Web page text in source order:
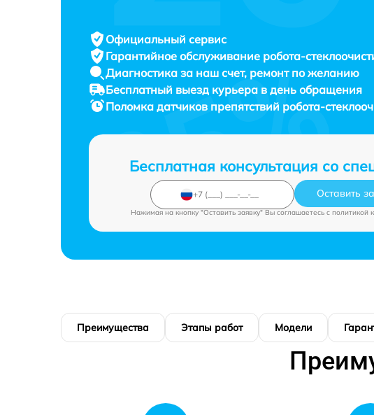
Официальный сервис
Гарантийное обслуживание робота-
Диагностика за наш счет, ремонт по желанию
Бесплатный выезд курьера в день обращения
Поломка датчиков препятствий робота-
Бесплатная консультация со
Оставить
Нажимая на кнопку "Оставить заявку" Вы соглашаетесь c политикой
Преимущества Этапы работ Модели